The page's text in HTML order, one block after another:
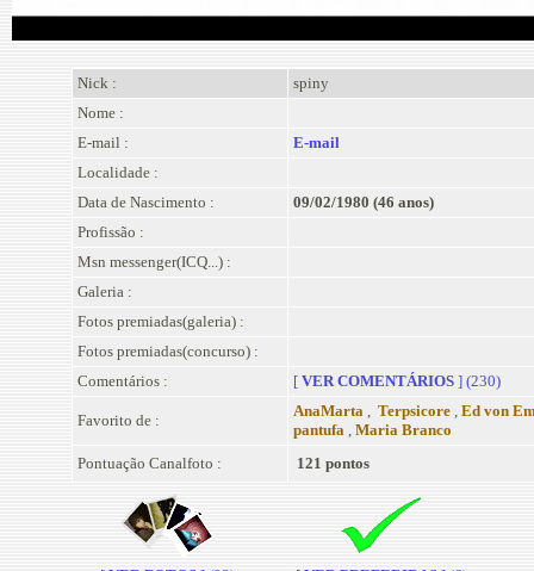
Nick :
spiny
Nome :
E-mail :
E-mail
Localidade :
Data de Nascimento :
09/02/1980 (46 anos)
Profissão :
Msn messenger(ICQ...) :
Galeria :
Fotos premiadas(galeria) :
Fotos premiadas(concurso) :
Comentários :
[ VER COMENTÁRIOS ] (230)
Favorito de :
AnaMarta , Terpsicore , Ed von
pantufa , Maria Branco
Pontuação Canalfoto :
121 pontos